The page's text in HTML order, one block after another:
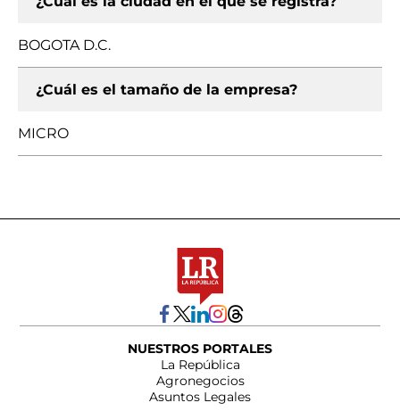
BOGOTA D.C.
¿Cuál es el tamaño de la empresa?
MICRO
NUESTROS PORTALES
La República
Agronegocios
Asuntos Legales